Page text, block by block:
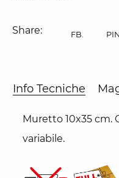
Share: FB.
Info Tecniche
Muretto 10x35 cm.
variabile.